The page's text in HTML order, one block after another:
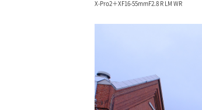
X-Pro2＋XF16-55mmF2.8 R LM WR